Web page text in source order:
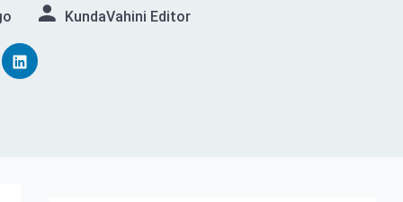
KundaVahini Editor